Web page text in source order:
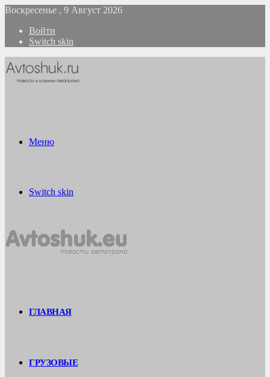
Воскресенье , 9 Август 2026
Войти
Switch skin
Меню
Switch skin
ГЛАВНАЯ
ГРУЗОВЫЕ